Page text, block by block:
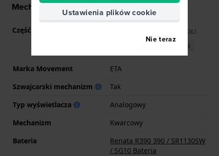
Mechanizm - informacje
Część mechanizmu nr Zobacz specyfikacje )
Pobierz instrukcję (English)
Marka Movement
ETA
Szwajcarski mechanizm
Tak
Typ wyświetlacza
Analogowy
Mechanizm
Kwarcowy
Bateria
Renata R390 390 / SR1130SW
/ SG10 Bateria
Ustawienia plików cookie
Nie teraz